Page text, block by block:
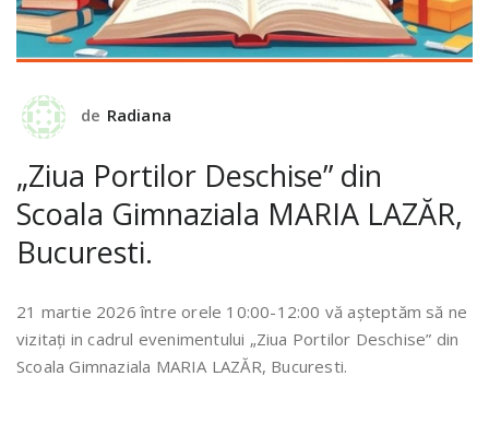
de Radiana
„Ziua Portilor Deschise” din
Scoala Gimnaziala MARIA LAZĂR,
Bucuresti.
21 martie 2026 între orele 10:00-12:00 vă așteptăm să ne
vizitați in cadrul evenimentului „Ziua Portilor Deschise” din
Scoala Gimnaziala MARIA LAZĂR, Bucuresti.